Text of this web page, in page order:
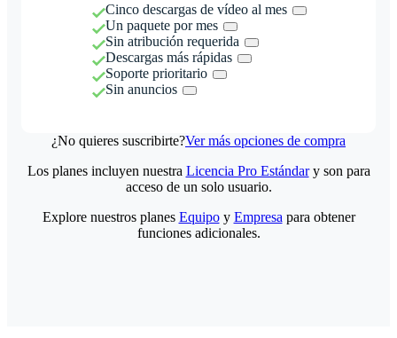
Cinco descargas de vídeo al mes
Un paquete por mes
Sin atribución requerida
Descargas más rápidas
Soporte prioritario
Sin anuncios
¿No quieres suscribirte?Ver más opciones de compra
Los planes incluyen nuestra Licencia Pro Estándary son para
acceso de un solo usuario.
Explore nuestros planes Equipoy Empresa para obtener
funciones adicionales.